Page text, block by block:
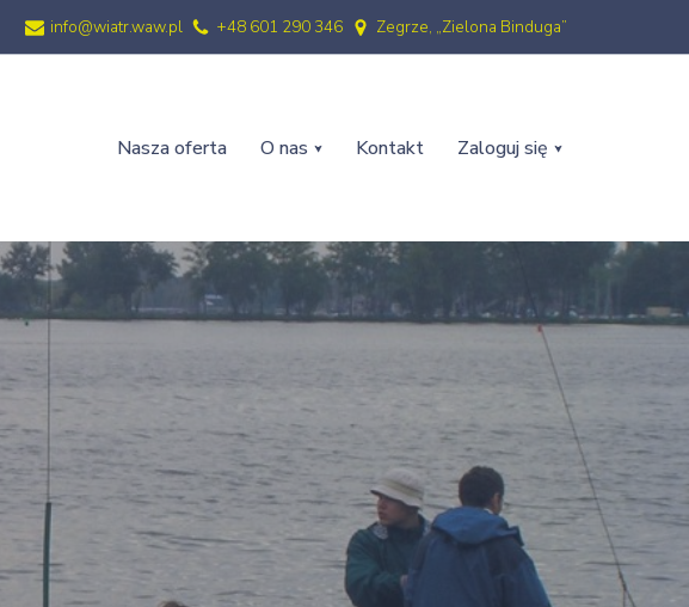
info@wiatr.waw.pl +48 601 290 346 Zegrze, „Zielona Binduga”
Nasza oferta O nas Kontakt Zaloguj się